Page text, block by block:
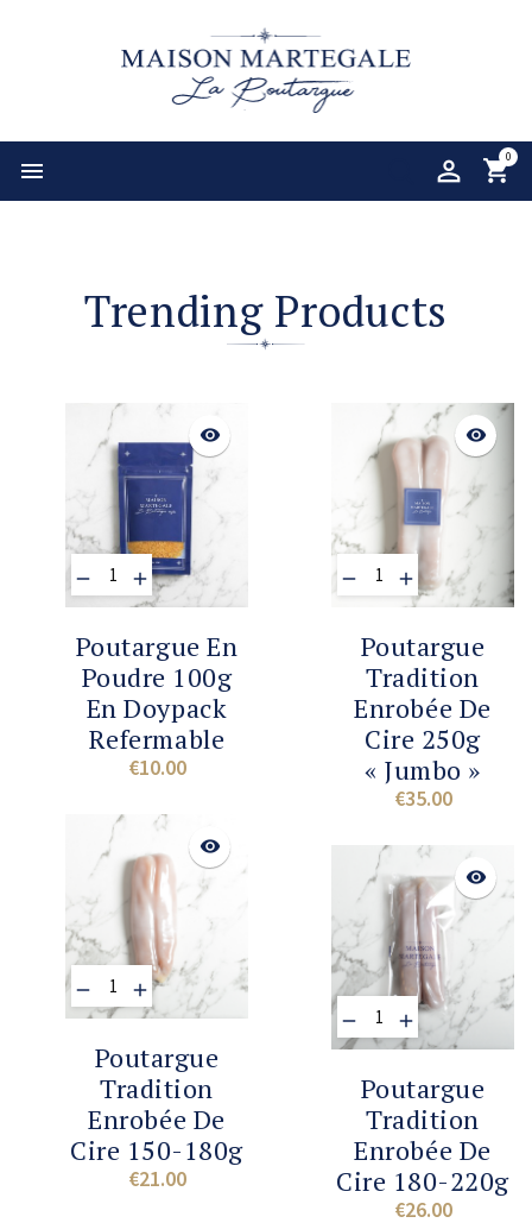

0
Trending Products
visibility
Poutargue En
Poudre 100g
En Doypack
Refermable
€10.00
Price
visibility
Poutargue
Tradition
Enrobée De
Cire 150-180g
€21.00
Price
visibility
Poutargue
Tradition
Enrobée De
Cire 250g
« Jumbo »
€35.00
Price
visibility
Poutargue
Tradition
Enrobée De
Cire 180-220g
€26.00